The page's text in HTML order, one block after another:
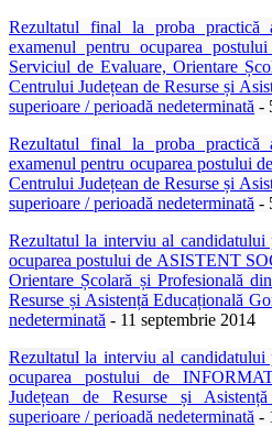
Rezultatul final la proba practică
examenul pentru ocuparea
Serviciul de Evaluare, Orientare
Centrului Județean de Resurse și
superioare / perioadă nedeterminată -
Rezultatul final la proba practică
examenul pentru ocuparea postului
Centrului Județean de Resurse și
superioare / perioadă nedeterminată -
Rezultatul la interviu al candidatului
ocuparea postului de ASISTENT
Orientare Școlară și Profesională
Resurse și Asistență Educațională
nedeterminată - 11 septembrie 2014
Rezultatul la interviu al candidatului
ocuparea postului de
Județean de Resurse și
superioare / perioadă nedeterminată -